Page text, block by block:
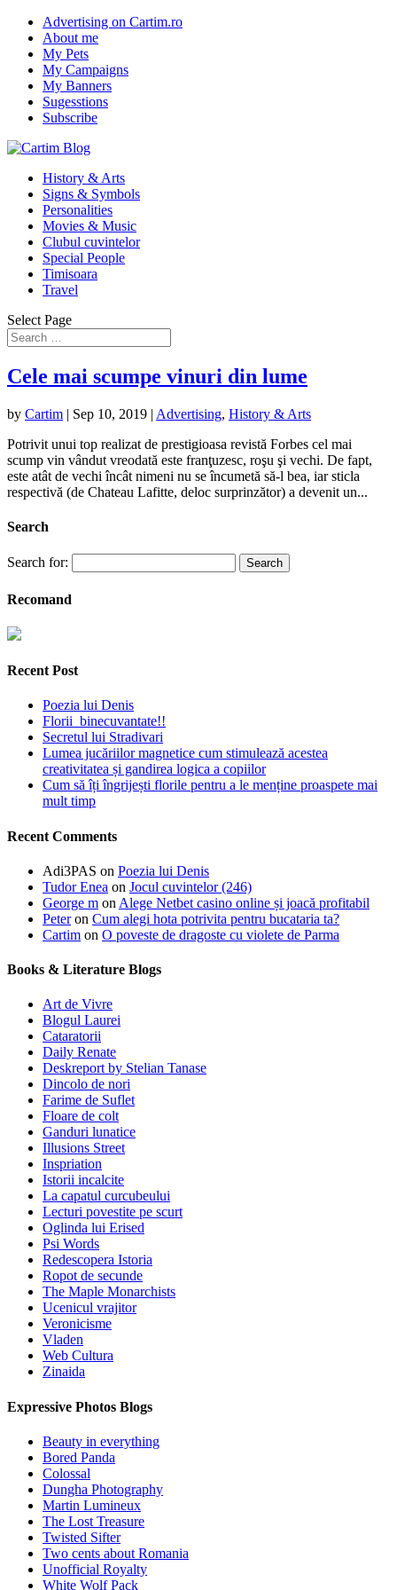
Advertising on Cartim.ro
About me
My Pets
My Campaigns
My Banners
Sugesstions
Subscribe
History & Arts
Signs & Symbols
Personalities
Movies & Music
Clubul cuvintelor
Special People
Timisoara
Travel
Select Page
Cele mai scumpe vinuri din lume
by Cartim | Sep 10, 2019 | Advertising, History & Arts
Potrivit unui top realizat de prestigioasa revistă Forbes cel mai
scump vin vândut vreodată este franţuzesc, roşu şi vechi. De fapt,
este atât de vechi încât nimeni nu se încumetă să-l bea, iar sticla
respectivă (de Chateau Lafitte, deloc surprinzător) a devenit un...
Search
Search for:
Recomand
Recent Post
Poezia lui Denis
Florii binecuvantate!!
Secretul lui Stradivari
Lumea jucăriilor magnetice cum stimulează acestea
creativitatea și gandirea logica a copiilor
Cum să îți îngrijești florile pentru a le menține proaspete mai
mult timp
Recent Comments
Adi3PAS on Poezia lui Denis
Tudor Enea on Jocul cuvintelor (246)
George m on Alege Netbet casino online și joacă profitabil
Peteron Cum alegi hota potrivita pentru bucataria ta?
Cartim on O poveste de dragoste cu violete de Parma
Books & Literature Blogs
Art de Vivre
Blogul Laurei
Cataratorii
Daily Renate
Deskreport by Stelian Tanase
Dincolo de nori
Farime de Suflet
Floare de colt
Ganduri lunatice
Illusions Street
Inspriation
Istorii incalcite
La capatul curcubeului
Lecturi povestite pe scurt
Oglinda lui Erised
Psi Words
Redescopera Istoria
Ropot de secunde
The Maple Monarchists
Ucenicul vrajitor
Veronicisme
Vladen
Web Cultura
Zinaida
Expressive Photos Blogs
Beauty in everything
Bored Panda
Colossal
Dungha Photography
Martin Lumineux
The Lost Treasure
Twisted Sifter
Two cents about Romania
Unofficial Royalty
White Wolf Pack